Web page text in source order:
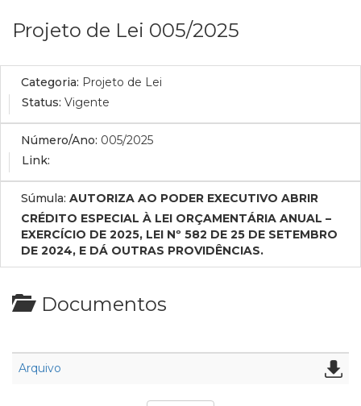
Projeto de Lei 005/2025
Categoria: Projeto de Lei
Status: Vigente
Número/Ano: 005/2025
Link:
Súmula: AUTORIZA AO PODER EXECUTIVO ABRIR
CRÉDITO ESPECIAL À LEI ORÇAMENTÁRIA ANUAL –
EXERCÍCIO DE 2025, LEI Nº 582 DE 25 DE SETEMBRO
DE 2024, E DÁ OUTRAS PROVIDÊNCIAS.
Documentos
Arquivo